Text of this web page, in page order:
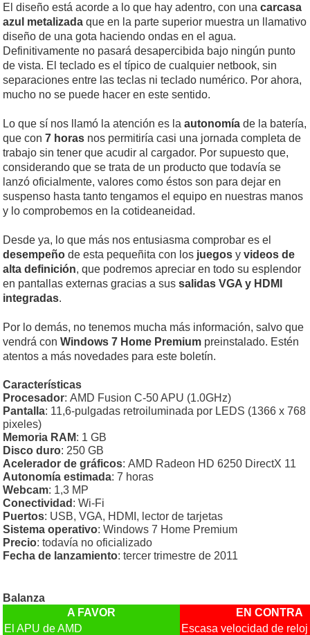
El diseño está acorde a lo que hay adentro, con una carcasa
azul metalizada que en la parte superior muestra un llamativo
diseño de una gota haciendo ondas en el agua.
Definitivamente no pasará desapercibida bajo ningún punto
de vista. El teclado es el típico de cualquier netbook, sin
separaciones entre las teclas ni teclado numérico. Por ahora,
mucho no se puede hacer en este sentido.
Lo que sí nos llamó la atención es la autonomía de la batería,
que con 7 horas nos permitiría casi una jornada completa de
trabajo sin tener que acudir al cargador. Por supuesto que,
considerando que se trata de un producto que todavía se
lanzó oficialmente, valores como éstos son para dejar en
suspenso hasta tanto tengamos el equipo en nuestras manos
y lo comprobemos en la cotideaneidad.
Desde ya, lo que más nos entusiasma comprobar es el
desempeño de esta pequeñita con los juegos y videos de
alta definición, que podremos apreciar en todo su esplendor
en pantallas externas gracias a sus salidas VGA y HDMI
integradas.
Por lo demás, no tenemos mucha más información, salvo que
vendrá con Windows 7 Home Premium preinstalado. Estén
atentos a más novedades para este boletín.
Características
Procesador: AMD Fusion C-50 APU (1.0GHz)
Pantalla: 11,6-pulgadas retroiluminada por LEDS (1366 x 768
pixeles)
Memoria RAM: 1 GB
Disco duro: 250 GB
Acelerador de gráficos: AMD Radeon HD 6250 DirectX 11
Autonomía estimada: 7 horas
Webcam: 1,3 MP
Conectividad : Wi-Fi
Puertos: USB, VGA, HDMI, lector de tarjetas
Sistema operativo: Windows 7 Home Premium
Precio: todavía no oficializado
Fecha de lanzamiento: tercer trimestre de 2011
Balanza
A FAVOR
EN CONTRA
El APU de AMD
Escasa velocidad de reloj